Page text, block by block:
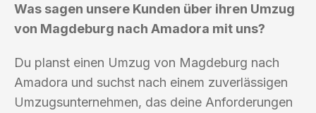
Was sagen unsere Kunden über ihren Umzug
von Magdeburg nach Amadora mit uns?
Du planst einen Umzug von Magdeburg nach
Amadora und suchst nach einem zuverlässigen
Umzugsunternehmen, das deine Anforderungen